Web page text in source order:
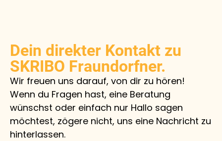
Dein direkter Kontakt zu
SKRIBO Fraundorfner.
Wir freuen uns darauf, von dir zu hören!
Wenn du Fragen hast, eine Beratung
wünschst oder einfach nur Hallo sagen
möchtest, zögere nicht, uns eine Nachricht zu
hinterlassen.